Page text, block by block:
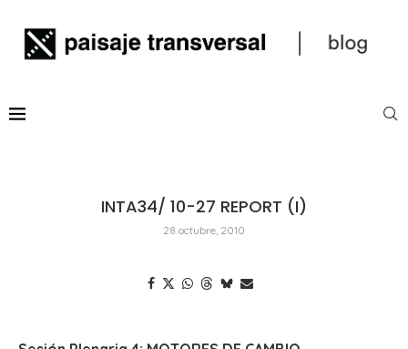
INTA34/ 10-27 REPORT (I)
28 octubre, 2010